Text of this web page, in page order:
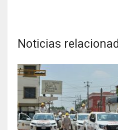
Noticias